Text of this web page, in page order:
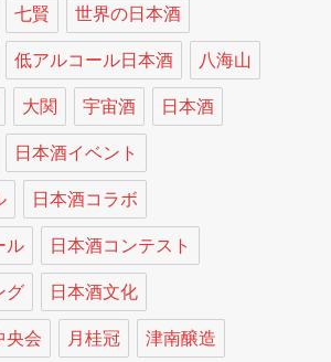
七賢 世界の日本酒
低アルコール日本酒 八海山
大関 宇宙酒 日本酒
日本酒イベント
日本酒コラボ
ル 日本酒コンテスト
グ 日本酒文化
央会 月桂冠 津南醸造